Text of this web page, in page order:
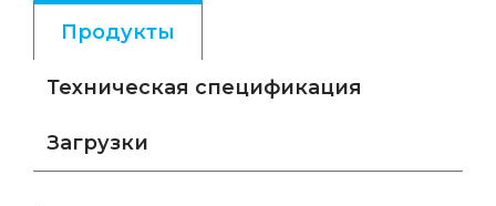
Продукты
Техническая спецификация
Загрузки